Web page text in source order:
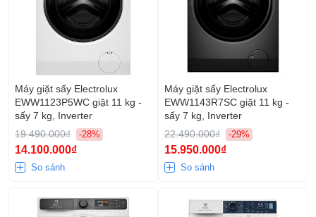
Máy giặt sấy Electrolux
EWW1123P5WC giặt 11 kg -
sấy 7 kg, Inverter
19.490.000₫
-28%
14.100.000₫
So sánh
Máy giặt sấy Electrolux
EWW1143R7SC giặt 11 kg -
sấy 7 kg, Inverter
22.490.000₫
-29%
15.950.000₫
So sánh